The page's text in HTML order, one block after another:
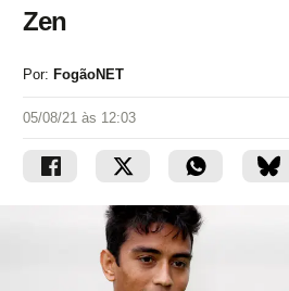
Zen
Por: FogãoNET
05/08/21 às 12:03